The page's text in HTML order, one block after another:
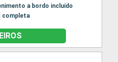
a bordo incluído
completa